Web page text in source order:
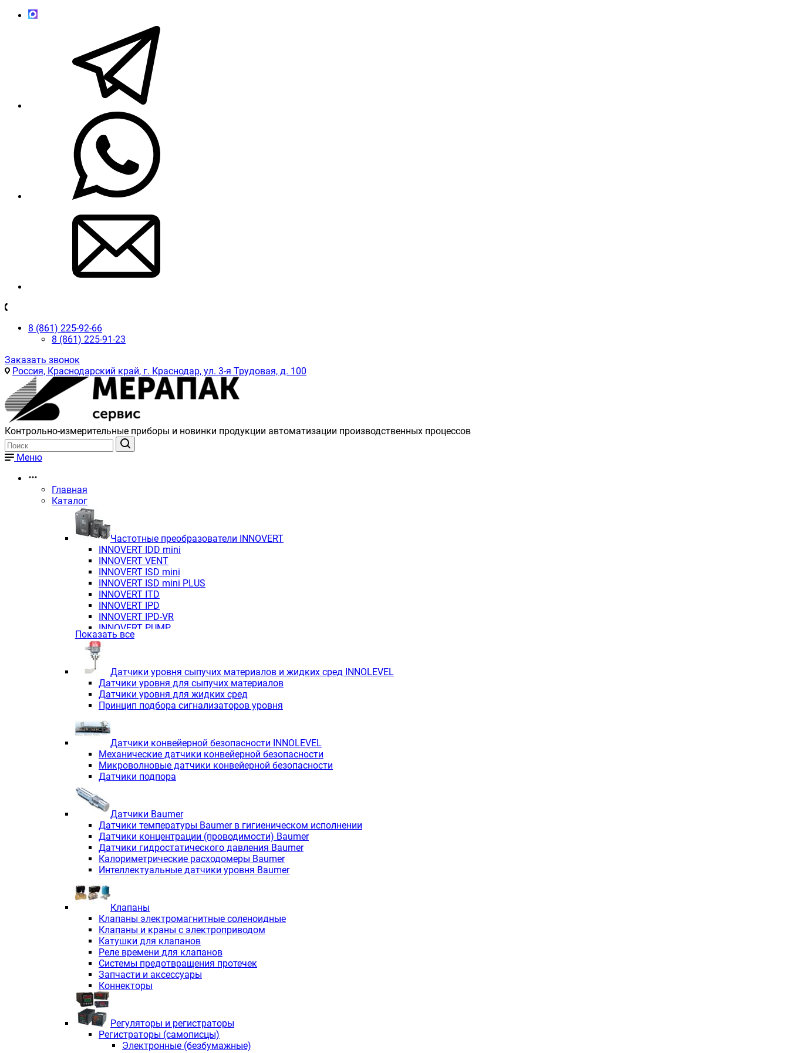
8 (861) 225-92-66
8 (861) 225-91-23
Заказать звонок
Россия, Краснодарский край, г. Краснодар, ул. 3-я Трудовая, д. 100
Контрольно-измерительные приборы и новинки продукции автоматизации производственных процессов
Меню
Главная
Каталог
Частотные преобразователи INNOVERT
INNOVERT IDD mini
INNOVERT VENT
INNOVERT ISD mini
INNOVERT ISD mini PLUS
INNOVERT ITD
INNOVERT IРD
INNOVERT IРD-VR
INNOVERT PUMP
Показать все
Датчики уровня сыпучих материалов и жидких сред INNOLEVEL
Датчики уровня для сыпучих материалов
Датчики уровня для жидких сред
Принцип подбора сигнализаторов уровня
Датчики конвейерной безопасности INNOLEVEL
Механические датчики конвейерной безопасности
Микроволновые датчики конвейерной безопасности
Датчики подпора
Датчики Baumer
Датчики температуры Baumer в гигиеническом исполнении
Датчики концентрации (проводимости) Baumer
Датчики гидростатического давления Baumer
Калориметрические расходомеры Baumer
Интеллектуальные датчики уровня Baumer
Клапаны
Клапаны электромагнитные соленоидные
Клапаны и краны с электроприводом
Катушки для клапанов
Реле времени для клапанов
Системы предотвращения протечек
Запчасти и аксессуары
Коннекторы
Регуляторы и регистраторы
Регистраторы (самописцы)
Электронные (безбумажные)